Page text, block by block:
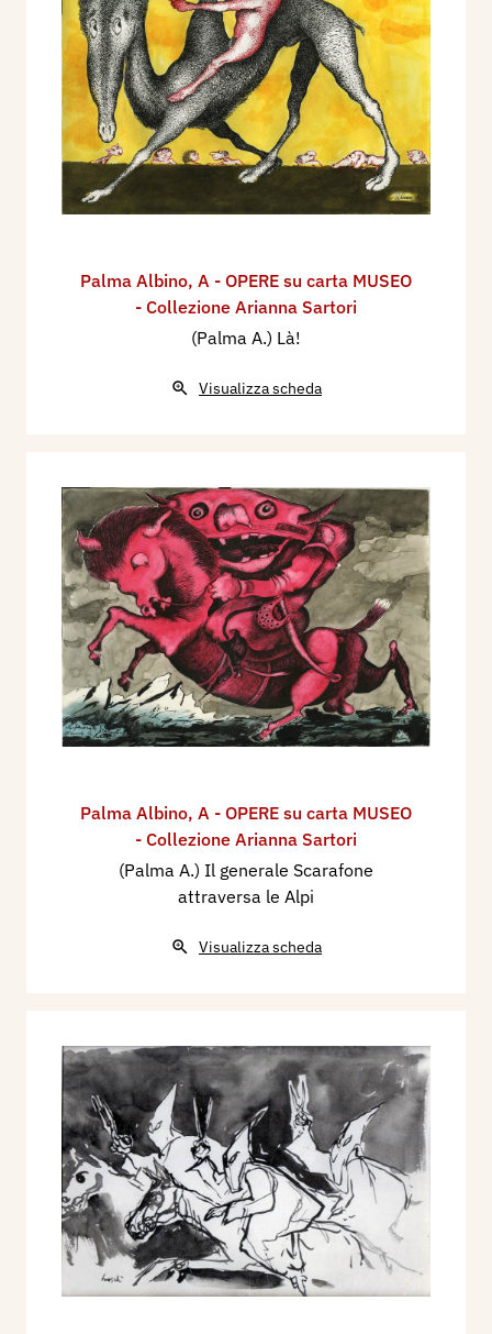
Palma Albino, A - OPERE su carta MUSEO
- Collezione Arianna Sartori
(Palma A.) Là!
Visualizza scheda
Palma Albino, A - OPERE su carta MUSEO
- Collezione Arianna Sartori
(Palma A.) Il generale Scarafone
attraversa le Alpi
Visualizza scheda